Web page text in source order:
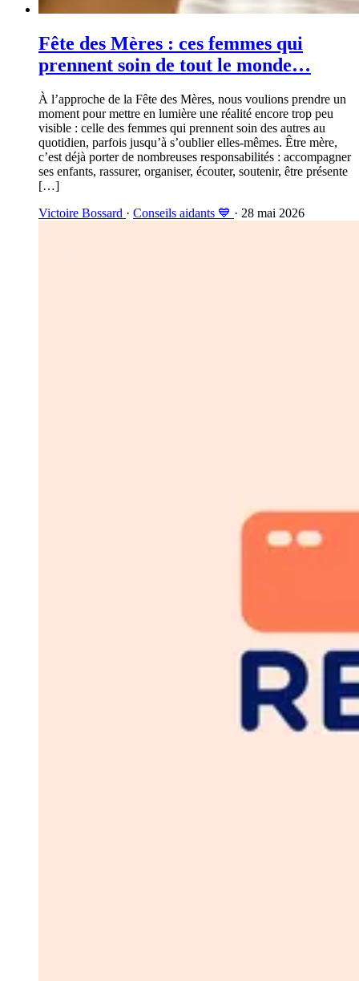
Fête des Mères : ces femmes qui
prennent soin de tout le monde…
À l’approche de la Fête des Mères, nous voulions prendre un
moment pour mettre en lumière une réalité encore trop peu
visible : celle des femmes qui prennent soin des autres au
quotidien, parfois jusqu’à s’oublier elles-mêmes. Être mère,
c’est déjà porter de nombreuses responsabilités : accompagner
ses enfants, rassurer, organiser, écouter, soutenir, être présente
[…]
Victoire Bossard · Conseils aidants 💙 · 28 mai 2026